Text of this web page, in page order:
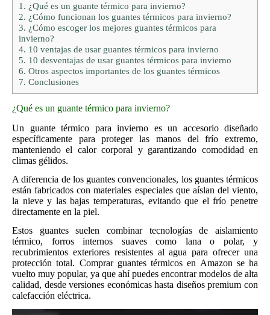
1. ¿Qué es un guante térmico para invierno?
2. ¿Cómo funcionan los guantes térmicos para invierno?
3. ¿Cómo escoger los mejores guantes térmicos para
invierno?
4. 10 ventajas de usar guantes térmicos para invierno
5. 10 desventajas de usar guantes térmicos para invierno
6. Otros aspectos importantes de los guantes térmicos
7. Conclusiones
¿Qué es un guante térmico para invierno?
Un guante térmico para invierno es un accesorio diseñado
específicamente para proteger las manos del frío extremo,
manteniendo el calor corporal y garantizando comodidad en
climas gélidos.
A diferencia de los guantes convencionales, los guantes térmicos
están fabricados con materiales especiales que aíslan del viento,
la nieve y las bajas temperaturas, evitando que el frío penetre
directamente en la piel.
Estos guantes suelen combinar tecnologías de aislamiento
térmico, forros internos suaves como lana o polar, y
recubrimientos exteriores resistentes al agua para ofrecer una
protección total. Comprar guantes térmicos en Amazon se ha
vuelto muy popular, ya que ahí puedes encontrar modelos de alta
calidad, desde versiones económicas hasta diseños premium con
calefacción eléctrica.